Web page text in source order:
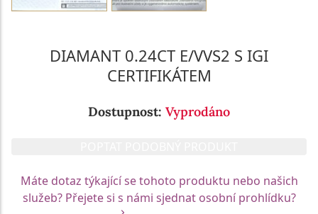
DIAMANT 0.24CT E/VVS2 S IGI
CERTIFIKÁTEM
Dostupnost: Vyprodáno
Máte dotaz týkající se tohoto produktu nebo našich
služeb? Přejete si s námi sjednat osobní prohlídku?